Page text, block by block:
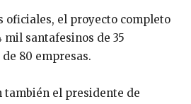
oficiales, el proyecto completo
mil santafesinos de 35
80 empresas.
el presidente de